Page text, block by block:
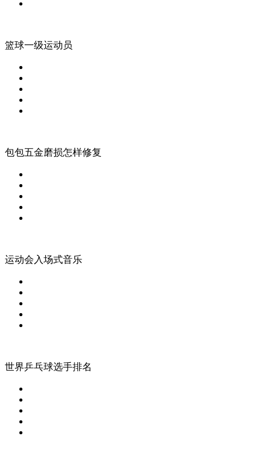
篮球一级运动员
包包五金磨损怎样修复
运动会入场式音乐
世界乒乓球选手排名